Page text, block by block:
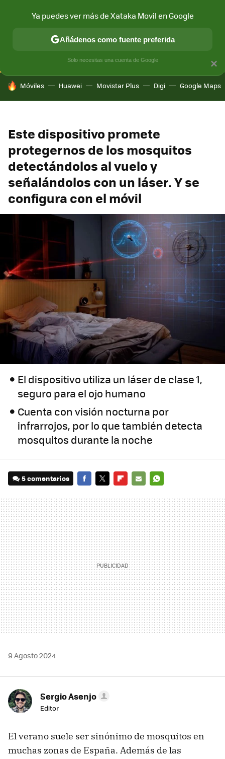
CONECTIVIDAD MÓVIL Y SOCIEDAD APLICACIONES
HOY SE HABLA DE
Móviles Huawei Movistar Plus Digi Google Maps
Este dispositivo promete
protegernos de los mosquitos
detectándolos al vuelo y
señalándolos con un láser. Y se
configura con el móvil
El dispositivo utiliza un láser de clase 1,
seguro para el ojo humano
Cuenta con visión nocturna por
infrarrojos, por lo que también detecta
mosquitos durante la noche
5 comentarios
MAIL
9 Agosto 2024
Sergio Asenjo
Editor
El verano suele ser sinónimo de mosquitos en
muchas zonas de España. Además de las
×
Ya puedes ver más de Xataka Movil en Google
Añádenos como fuente preferida
Solo necesitas una cuenta de Google